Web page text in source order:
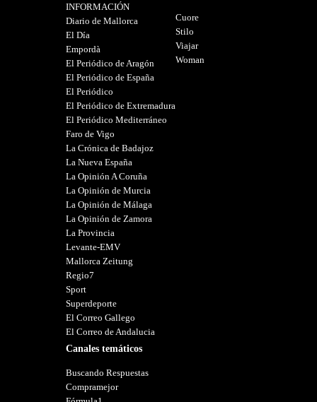
INFORMACIÓN
Diario de Mallorca
El Día
Empordà
El Periódico de Aragón
El Periódico de España
El Periódico
El Periódico de Extremadura
El Periódico Mediterráneo
Faro de Vigo
La Crónica de Badajoz
La Nueva España
La Opinión A Coruña
La Opinión de Murcia
La Opinión de Málaga
La Opinión de Zamora
La Provincia
Levante-EMV
Mallorca Zeitung
Regio7
Sport
Superdeporte
El Correo Gallego
El Correo de Andalucia
Canales temáticos
Buscando Respuestas
Compramejor
Cuore
Stilo
Viajar
Woman